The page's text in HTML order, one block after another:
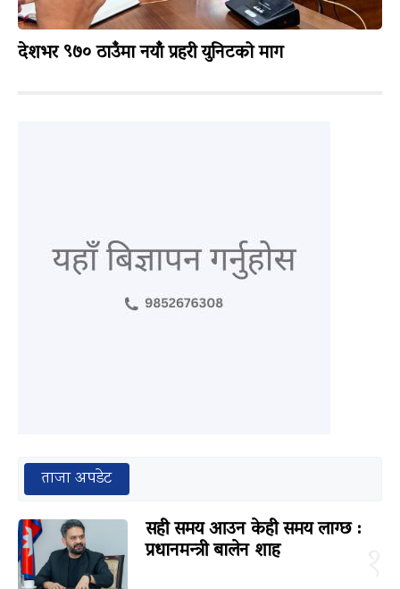
देशभर ९७० ठाउँमा नयाँ प्रहरी युनिटको माग
ताजा अपडेट
सही समय आउन केही समय लाग्छ :
प्रधानमन्त्री बालेन शाह